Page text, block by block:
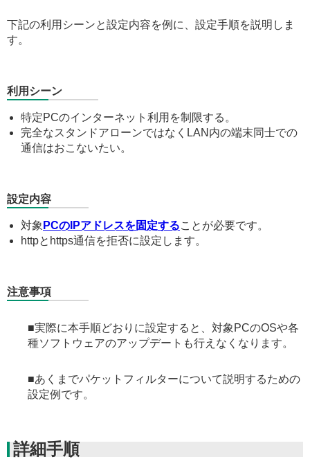
下記の利用シーンと設定内容を例に、設定手順を説明しま
す。
利用シーン
特定PCのインターネット利用を制限する。
完全なスタンドアローンではなくLAN内の端末同士での
通信はおこないたい。
設定内容
対象 PCのIPアドレスを固定することが必要です。
httpとhttps通信を拒否に設定します。
注意事項
■実際に本手順どおりに設定すると、対象PCのOSや各
種ソフトウェアのアップデートも行えなくなります。
■あくまでパケットフィルターについて説明するための
設定例です。
詳細手順